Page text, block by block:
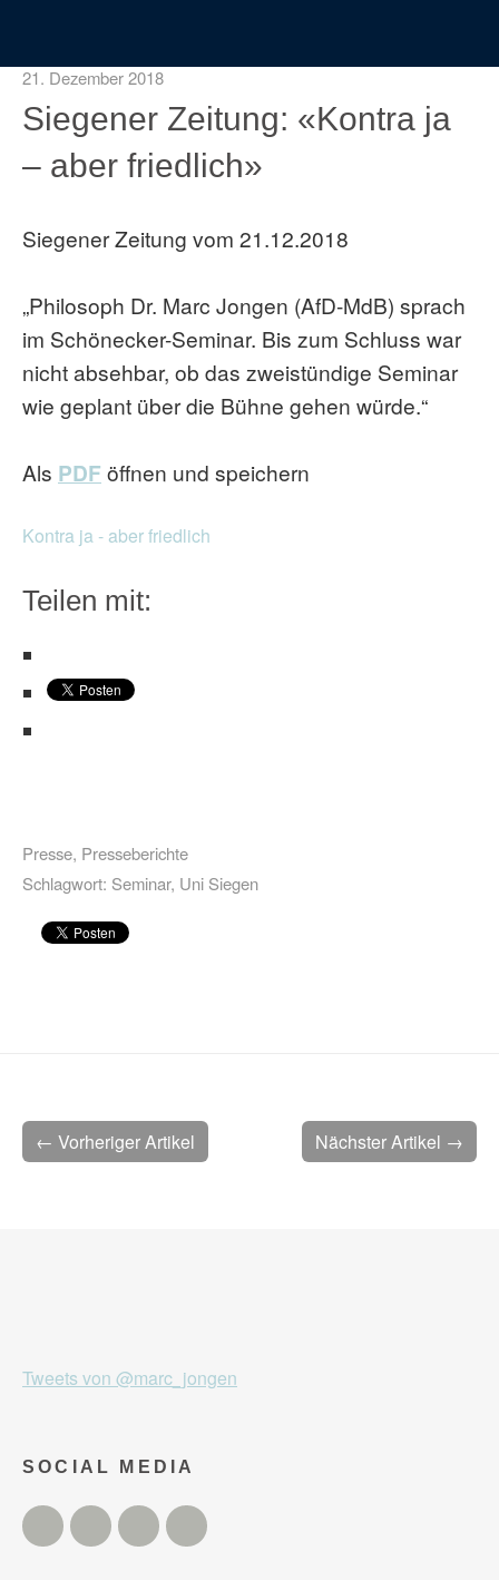
21. Dezember 2018
Siegener Zeitung: «Kontra ja
– aber friedlich»
Siegener Zeitung vom 21.12.2018
„Philosoph Dr. Marc Jongen (AfD-MdB) sprach
im Schönecker-Seminar. Bis zum Schluss war
nicht absehbar, ob das zweistündige Seminar
wie geplant über die Bühne gehen würde.“
Als PDF öffnen und speichern
Kontra ja - aber friedlich
Teilen mit:
Presse, Presseberichte
Schlagwort: Seminar, Uni Siegen
Nächster Artikel →
← Vorheriger Artikel
Tweets von @marc_jongen
SOCIAL MEDIA
Twitter FacebookInstagram